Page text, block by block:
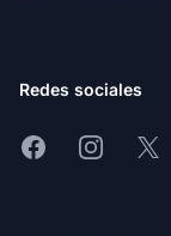
Redes sociales
FacebookInstagram
X